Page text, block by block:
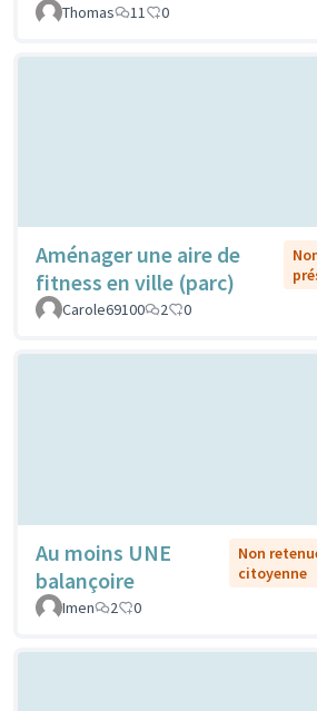
Thomas 11 0
Aménager une aire de
fitness en ville (parc)
Carole69100
2 0
Au moins UNE
balançoire
Non
citoyenne
Imen
2 0